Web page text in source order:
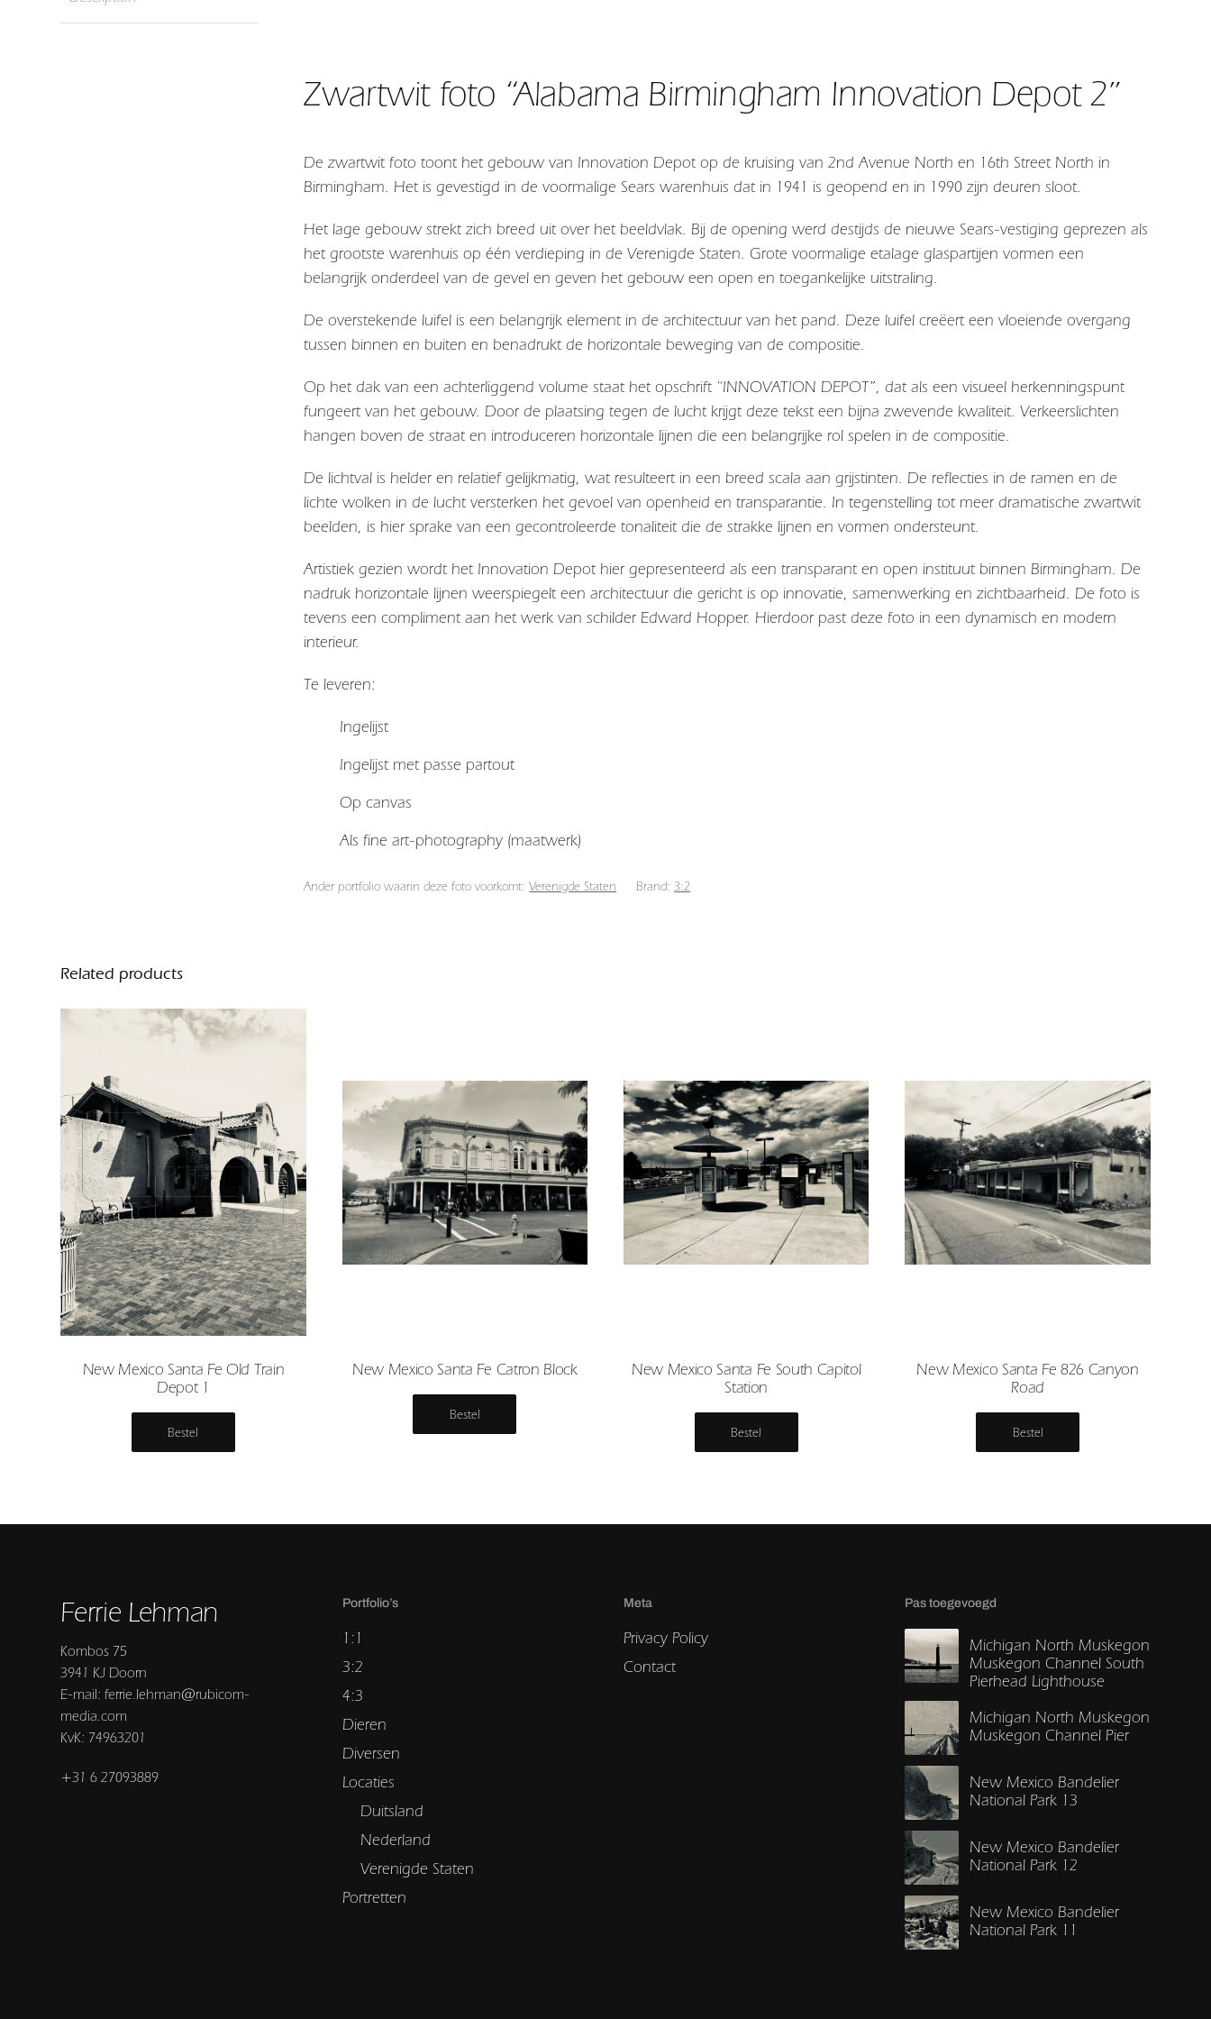
Zwartwit foto “Alabama Birmingham Innovation Depot 2”
De zwartwit foto toont het gebouw van Innovation Depot op de kruising van 2nd Avenue North en 16th Street North in
Birmingham . Het is gevestigd in de voormalige Sears warenhuis dat in 1941 is geopend en in 1990 zijn deuren sloot.
Het lage gebouw strekt zich breed uit over het beeldvlak. Bij de opening werd destijds de nieuwe Sears-vestiging geprezen als
het grootste warenhuis op één verdieping in de Verenigde Staten. Grote voormalige etalage glaspartijen vormen een
belangrijk onderdeel van de gevel en geven het gebouw een open en toegankelijke uitstraling.
De overstekende luifel is een belangrijk element in de architectuur van het pand. Deze luifel creëert een vloeiende overgang
tussen binnen en buiten en benadrukt de horizontale beweging van de compositie.
Op het dak van een achterliggend volume staat het opschrift “INNOVATION DEPOT”, dat als een visueel herkenningspunt
fungeert van het gebouw. Door de plaatsing tegen de lucht krijgt deze tekst een bijna zwevende kwaliteit. Verkeerslichten
hangen boven de straat en introduceren horizontale lijnen die een belangrijke rol spelen in de compositie.
De lichtval is helder en relatief gelijkmatig, wat resulteert in een breed scala aan grijstinten. De reflecties in de ramen en de
lichte wolken in de lucht versterken het gevoel van openheid en transparantie. In tegenstelling tot meer dramatische zwartwit
beelden, is hier sprake van een gecontroleerde tonaliteit die de strakke lijnen en vormen ondersteunt.
Artistiek gezien wordt het Innovation Depot hier gepresenteerd als een transparant en open instituut binnen Birmingham. De
nadruk horizontale lijnen weerspiegelt een architectuur die gericht is op innovatie, samenwerking en zichtbaarheid. De foto is
tevens een compliment aan het werk van schilder Edward Hopper. Hierdoor past deze foto in een dynamisch en modern
interieur.
Te leveren:
Ingelijst
Ingelijst met passe partout
Op canvas
Als fine art-photography (maatwerk)
Ander portfolio waarin deze foto voorkomt:Verenigde Staten Brand: 3:2
Related products
New Mexico Santa Fe Old Train
Depot 1
Bestel
New Mexico Santa Fe Catron Block
Bestel
New Mexico Santa Fe South Capitol
Station
Bestel
New Mexico Santa Fe 826 Canyon
Road
Bestel
Ferrie Lehman
Kombos 75
3941 KJ Doorn
E-mail: ferrie.lehman@rubicom-
media.com
KvK: 74963201
+31 6 27093889
Portfolio’s
1:1
3:2
4:3
Dieren
Diversen
Locaties
Duitsland
Nederland
Verenigde Staten
Portretten
Meta
Privacy Policy
Contact
Pas toegevoegd
Michigan North Muskegon
Muskegon Channel South
Pierhead Lighthouse
Michigan North Muskegon
Muskegon Channel Pier
New Mexico Bandelier
National Park 13
New Mexico Bandelier
National Park 12
New Mexico Bandelier
National Park 11